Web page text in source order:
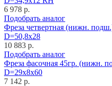
6 978 р.
Подобрать аналог
Фреза четвертная (нижн.
D=50,8x28
10 883 р.
Подобрать аналог
Фреза фасочная 45гр. (нижн.
D=29x8x60
7 142 р.